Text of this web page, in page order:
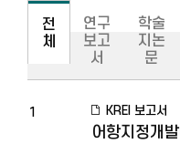
전
체
연구
보고
서
학술
지논
문
1 KREI 보고서
어항지정개